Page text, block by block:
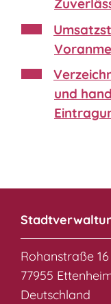
und
Rohanstraße 16
77955
Deutschland